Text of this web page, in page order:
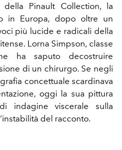
Pinault Collection, la
in Europa, dopo oltre un
più lucide e radicali della
Lorna Simpson, classe
ha saputo decostruire
di un chirurgo. Se negli
concettuale scardinava
oggi la sua pittura
indagine viscerale sulla
del racconto.